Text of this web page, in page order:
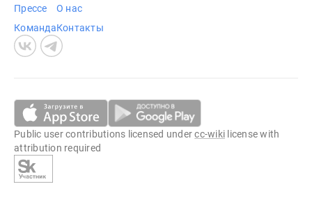
Прессе
Команда
О нас
Контакты
Public user contributions licensed undercc-wiki license with
attribution required